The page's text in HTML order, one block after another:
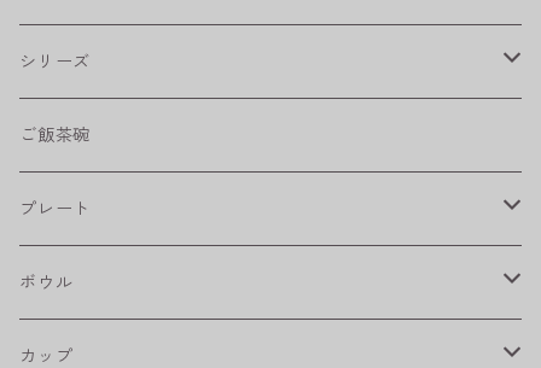
シリーズ
shabby chic style
フラワーパレード
八角シリーズ
RONDE
ご飯茶碗
プレート
楕円皿
丸皿
ボウル
大鉢
カップ